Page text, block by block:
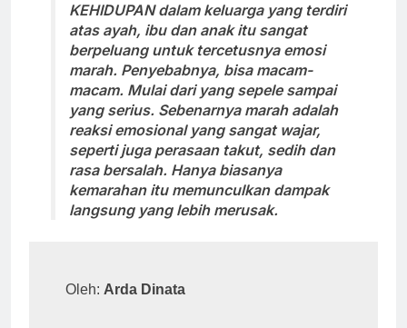
KEHIDUPAN dalam keluarga yang terdiri
atas ayah, ibu dan anak itu sangat
berpeluang untuk tercetusnya emosi
marah. Penyebabnya, bisa macam-
macam. Mulai dari yang sepele sampai
yang serius. Sebenarnya marah adalah
reaksi emosional yang sangat wajar,
seperti juga perasaan takut, sedih dan
rasa bersalah. Hanya biasanya
kemarahan itu memunculkan dampak
langsung yang lebih merusak.
Oleh: Arda Dinata